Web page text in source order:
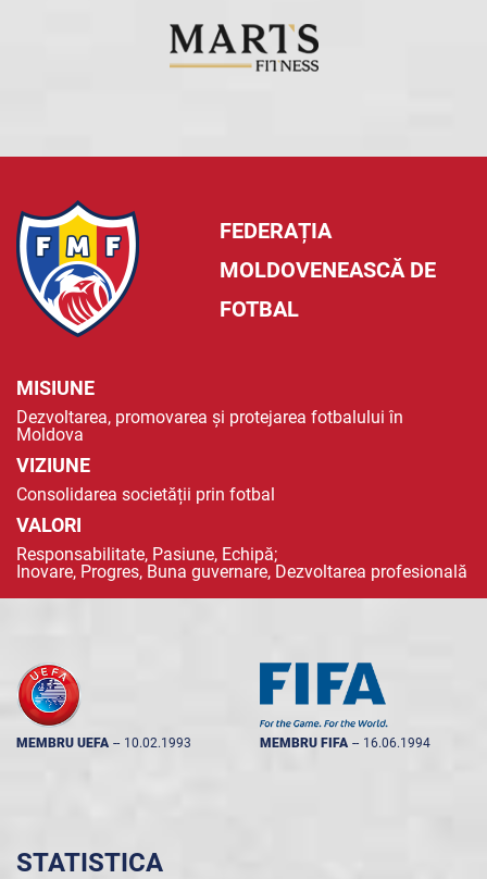
FEDERAȚIA
MOLDOVENEASCĂ DE
FOTBAL
MISIUNE
Dezvoltarea, promovarea și protejarea fotbalului în
Moldova
VIZIUNE
Consolidarea societății prin fotbal
VALORI
Responsabilitate, Pasiune, Echipă;
Inovare, Progres, Buna guvernare, Dezvoltarea profesională
MEMBRU UEFA -- 10.02.1993 MEMBRU FIFA -- 16.06.1994
STATISTICA